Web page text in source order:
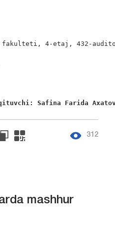
4-etaj, 432-
Safina Farida
312
mashhur